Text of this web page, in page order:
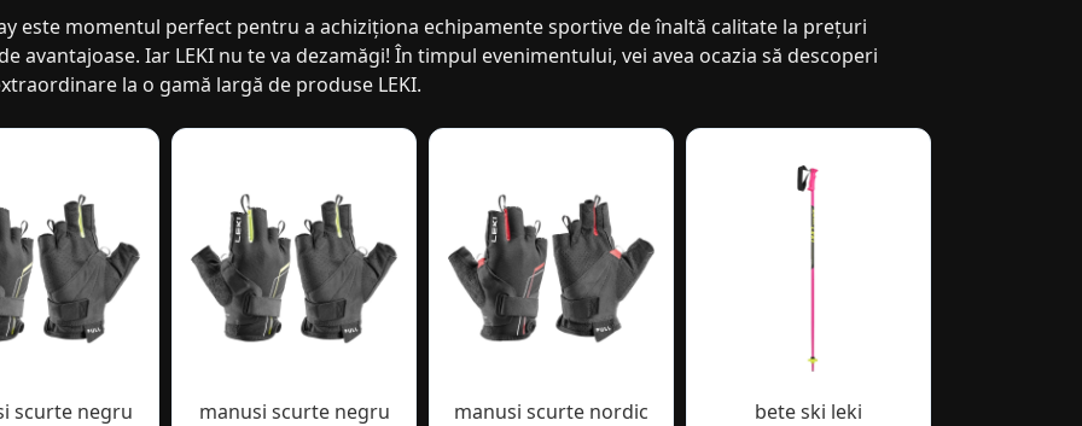
este momentul perfect pentru a achiziționa echipamente sportive de înaltă calitate la prețuri
avantajoase. Iar LEKI nu te va dezamăgi! În timpul evenimentului, vei avea ocazia să descoperi
la o gamă largă de produse LEKI.
scurte negru manusi scurte negru manusi scurte nordic bete ski leki